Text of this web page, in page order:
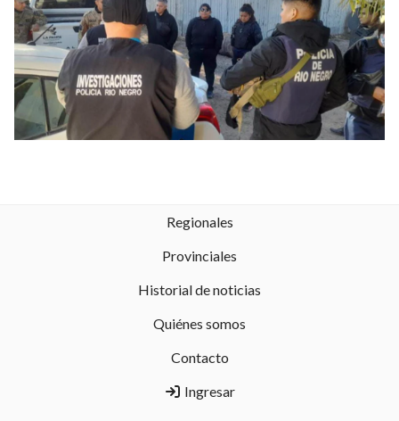
Regionales
Provinciales
Historial de noticias
Quiénes somos
Contacto
Ingresar